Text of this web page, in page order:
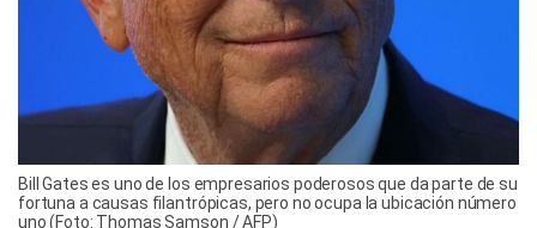
Bill Gates es uno de los empresarios poderosos que da parte de su
fortuna a causas filantrópicas, pero no ocupa la ubicación número
uno (Foto: Thomas Samson / AFP)